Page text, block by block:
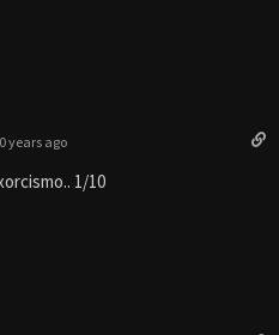
years ago
1/10